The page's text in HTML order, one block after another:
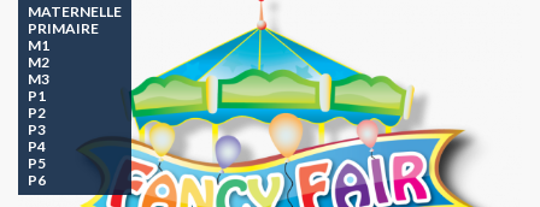
MATERNELLE
PRIMAIRE
M1
M2
M3
P1
P2
P3
P4
P5
P6